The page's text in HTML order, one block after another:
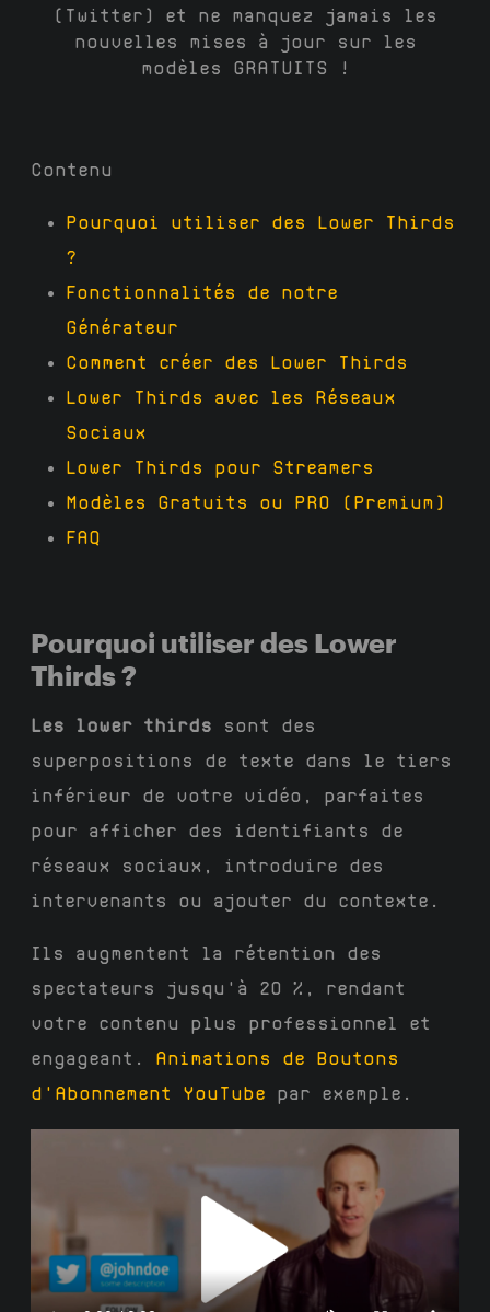
(Twitter) et ne manquez jamais les
nouvelles mises à jour sur les
modèles GRATUITS !
Contenu
Pourquoi utiliser des Lower Thirds
?
Fonctionnalités de notre
Générateur
Comment créer des Lower Thirds
Lower Thirds avec les Réseaux
Sociaux
Lower Thirds pour Streamers
Modèles Gratuits ou PRO (Premium)
FAQ
Pourquoi utiliser des Lower
Thirds ?
Les lower thirds sont des
superpositions de texte dans le tiers
inférieur de votre vidéo, parfaites
pour afficher des identifiants de
réseaux sociaux, introduire des
intervenants ou ajouter du contexte.
Ils augmentent la rétention des
spectateurs jusqu'à 20 %, rendant
votre contenu plus professionnel et
engageant. Animations de Boutons
d'Abonnement YouTube par exemple.